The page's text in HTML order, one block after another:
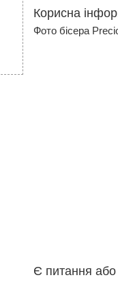
Корисна
Фото бісера
Є питання або